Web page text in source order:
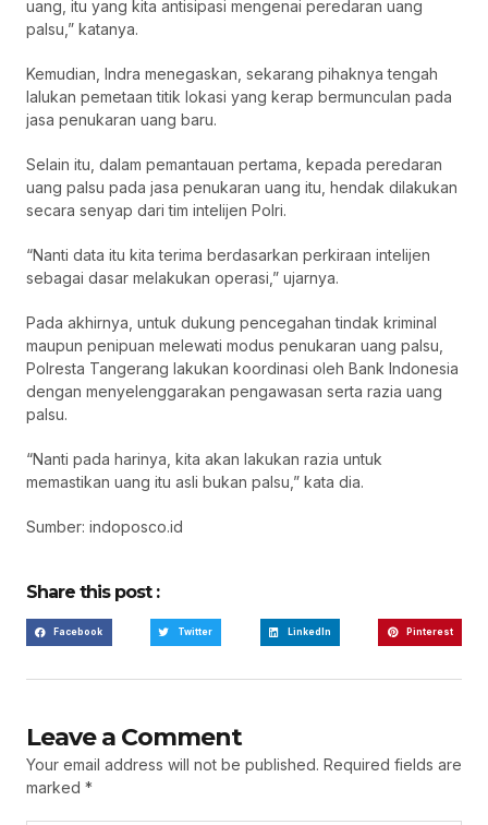
uang, itu yang kita antisipasi mengenai peredaran uang
palsu,” katanya.
Kemudian, Indra menegaskan, sekarang pihaknya tengah
lalukan pemetaan titik lokasi yang kerap bermunculan pada
jasa penukaran uang baru.
Selain itu, dalam pemantauan pertama, kepada peredaran
uang palsu pada jasa penukaran uang itu, hendak dilakukan
secara senyap dari tim intelijen Polri.
“Nanti data itu kita terima berdasarkan perkiraan intelijen
sebagai dasar melakukan operasi,” ujarnya.
Pada akhirnya, untuk dukung pencegahan tindak kriminal
maupun penipuan melewati modus penukaran uang palsu,
Polresta Tangerang lakukan koordinasi oleh Bank Indonesia
dengan menyelenggarakan pengawasan serta razia uang
palsu.
“Nanti pada harinya, kita akan lakukan razia untuk
memastikan uang itu asli bukan palsu,” kata dia.
Sumber: indoposco.id
Share this post :
Facebook Twitter LinkedIn Pinterest
Leave a Comment
Your email address will not be published. Required fields are
marked *